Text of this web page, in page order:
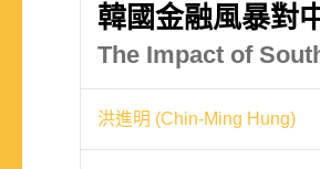
韓國金融風暴對
The Impact of
洪進明 (Chin-Ming Hung)